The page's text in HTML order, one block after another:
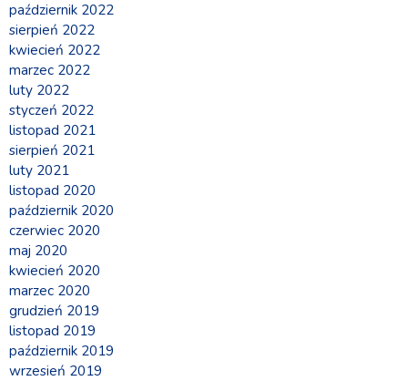
październik 2022
sierpień 2022
kwiecień 2022
marzec 2022
luty 2022
styczeń 2022
listopad 2021
sierpień 2021
luty 2021
listopad 2020
październik 2020
czerwiec 2020
maj 2020
kwiecień 2020
marzec 2020
grudzień 2019
listopad 2019
październik 2019
wrzesień 2019